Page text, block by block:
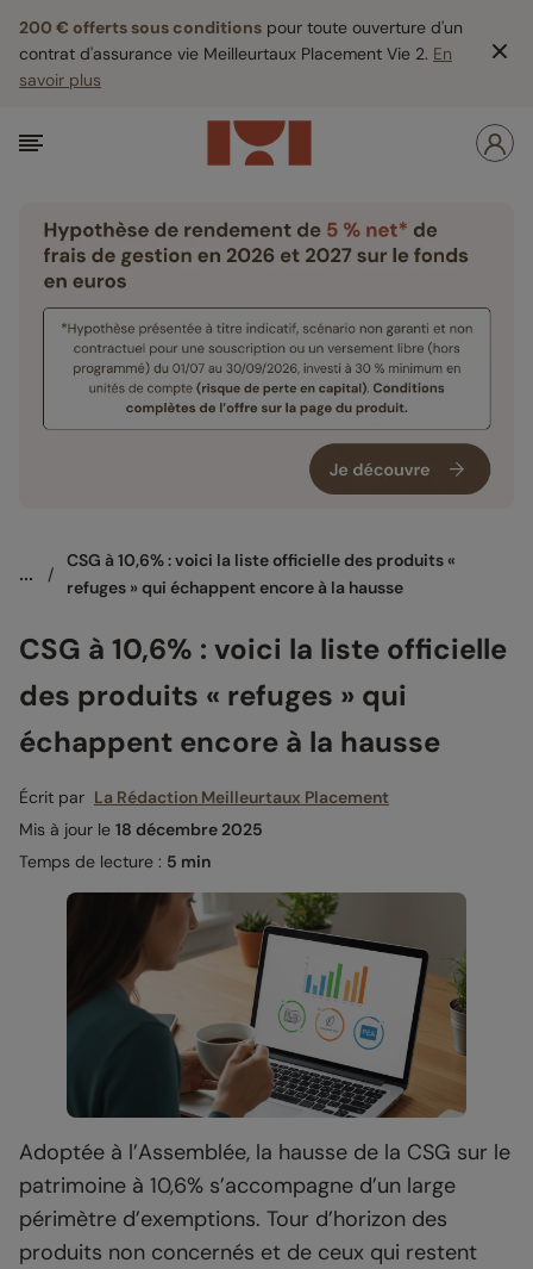
200 € offerts sous conditions pour toute ouverture d'un
contrat d'assurance vie Meilleurtaux Placement Vie 2. En
savoir plus
... /
CSG à 10,6% : voici la liste officielle des produits «
refuges » qui échappent encore à la hausse
CSG à 10,6% : voici la liste officielle
des produits « refuges » qui
échappent encore à la hausse
Écrit par La Rédaction Meilleurtaux Placement
Mis à jour le 18 décembre 2025
Temps de lecture : 5 min
Adoptée à l’Assemblée, la hausse de la CSG sur le
patrimoine à 10,6% s’accompagne d’un large
périmètre d’exemptions. Tour d’horizon des
produits non concernés et de ceux qui restent